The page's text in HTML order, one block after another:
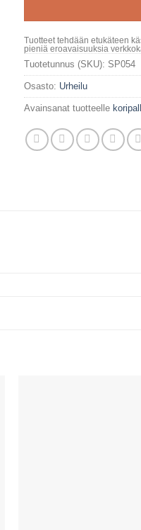
Tuotteet tehdään etukäteen
pieniä eroavaisuuksia
Tuotetunnus (SKU): SP054
Osasto: Urheilu
Avainsanat tuotteelle